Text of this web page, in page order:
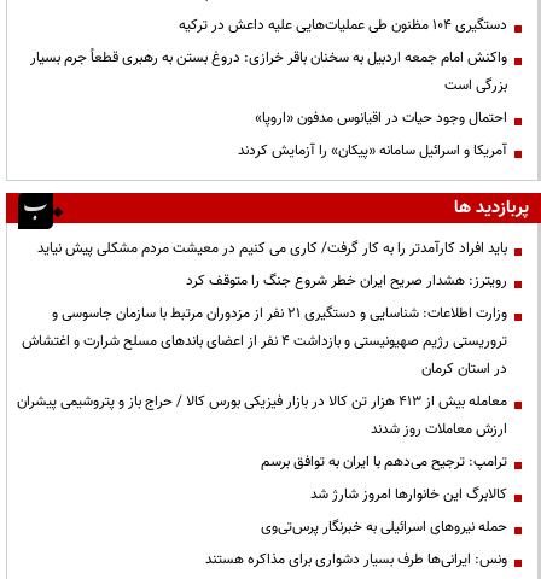
دستگیری ۱۰۴ مظنون طی عملیات‌هایی علیه داعش در ترکیه
واکنش امام جمعه اردبیل به سخنان باقر خرازی: دروغ بستن به رهبری قطعاً جرم بسیار
بزرگی است
احتمال وجود حیات در اقیانوس مدفون «اروپا»
آمریکا و اسرائیل سامانه «پیکان» را آزمایش کردند
پربازدید ها
باید افراد کارآمدتر را به کار گرفت/ کاری می کنیم در معیشت مردم مشکلی پیش نیاید
رویترز: هشدار صریح ایران خطر شروع جنگ را متوقف کرد
وزارت اطلاعات: شناسایی و دستگیری ۲۱ نفر از مزدوران مرتبط با سازمان جاسوسی و
تروریستی رژیم صهیونیستی و بازداشت ۴ نفر از اعضای باندهای مسلح شرارت و اغتشاش
در استان کرمان
معامله بیش از ۴۱۳ هزار تن کالا در بازار فیزیکی بورس کالا / حراج باز و پتروشیمی پیشران
ارزش معاملات روز شدند
ترامپ: ترجیح می‌دهم با ایران به توافق برسم
کالابرگ این خانوارها امروز شارژ شد
حمله نیروهای اسرائیلی به خبرنگار پرس‌تی‌وی
ونس: ایرانی‌ها طرف بسیار دشواری برای مذاکره هستند